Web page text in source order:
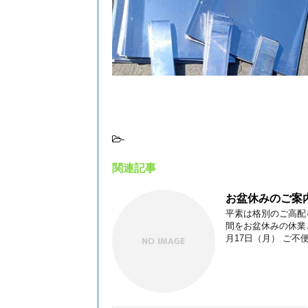
-
関連記事
お盆休みのご案
平素は格別のご高
間をお盆休みの休
月17日（月） ご不